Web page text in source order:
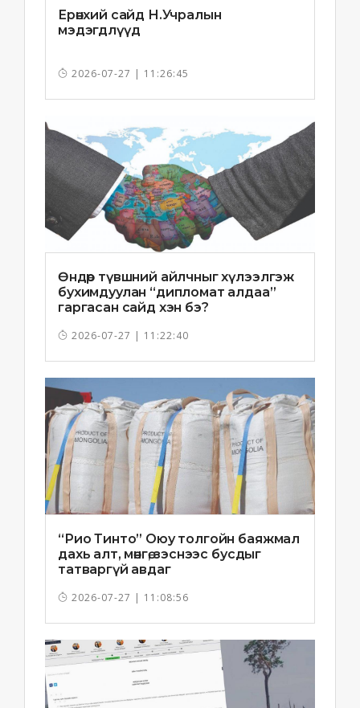
Ерөнхий сайд Н.Учралын
мэдэгдлүүд
2026-07-27 | 11:26:45
Өндөр түвшний айлчныг хүлээлгэж
бухимдуулан “дипломат алдаа”
гаргасан сайд хэн бэ?
2026-07-27 | 11:22:40
“Рио Тинто” Оюу толгойн баяжмал
дахь алт, мөнгө, зэснээс бусдыг
татваргүй авдаг
2026-07-27 | 11:08:56